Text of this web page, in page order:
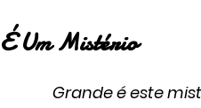
É Um Mistério
Grande é este